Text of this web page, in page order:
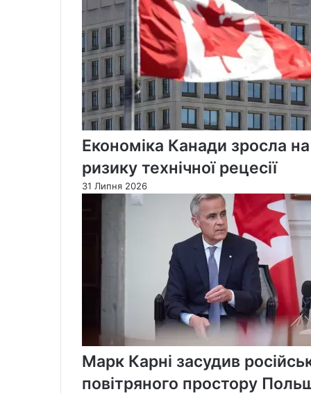
Економіка Канади зросла
ризику технічної рецесії
31 Липня 2026
Марк Карні засудив
повітряного простору